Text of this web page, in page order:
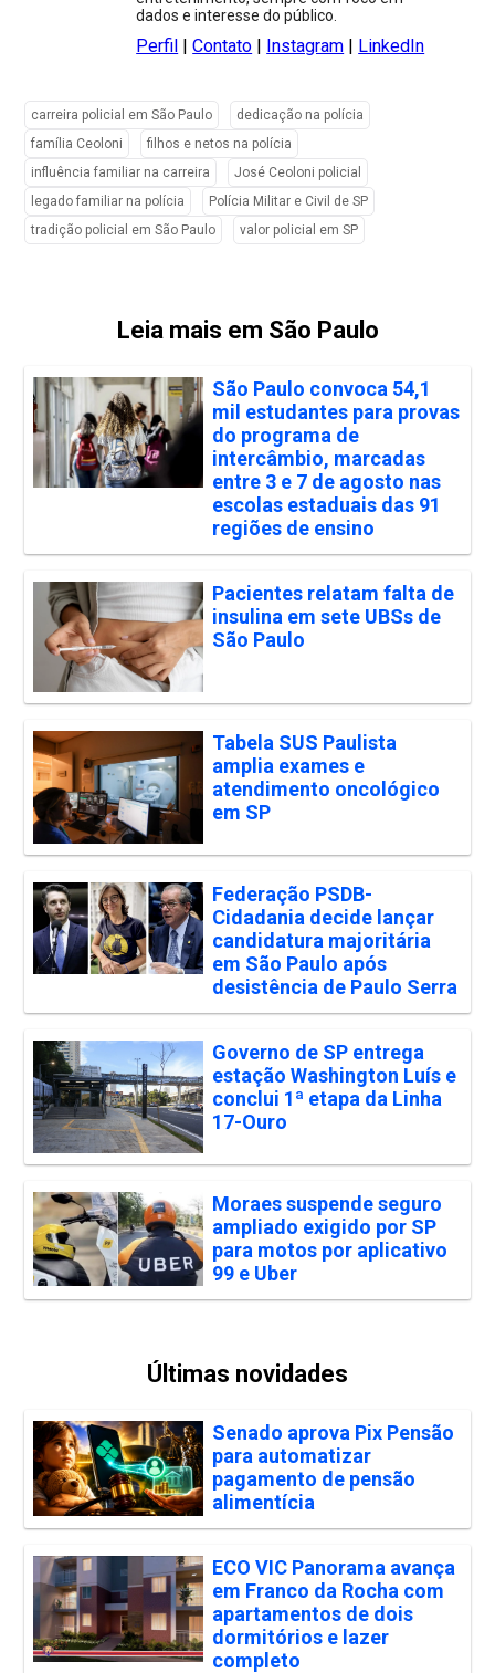
dados e interesse do público.
Perfil |Contato | Instagram | LinkedIn
carreira policial em São Paulo
dedicação na polícia
família Ceoloni
filhos e netos na polícia
influência familiar na carreira
José Ceoloni policial
legado familiar na polícia
Polícia Militar e Civil de SP
tradição policial em São Paulo
valor policial em SP
Leia mais em São Paulo
São Paulo convoca 54,1
mil estudantes para provas
do programa de
intercâmbio, marcadas
entre 3 e 7 de agosto nas
escolas estaduais das 91
regiões de ensino
Pacientes relatam falta de
insulina em sete UBSs de
São Paulo
Tabela SUS Paulista
amplia exames e
atendimento oncológico
em SP
Federação PSDB-
Cidadania decide lançar
candidatura majoritária
em São Paulo após
desistência de Paulo Serra
Governo de SP entrega
estação Washington Luís e
conclui 1ª etapa da Linha
17-Ouro
Moraes suspende seguro
ampliado exigido por SP
para motos por aplicativo
99 e Uber
Últimas novidades
Senado aprova Pix Pensão
para automatizar
pagamento de pensão
alimentícia
ECO VIC Panorama avança
em Franco da Rocha com
apartamentos de dois
dormitórios e lazer
completo